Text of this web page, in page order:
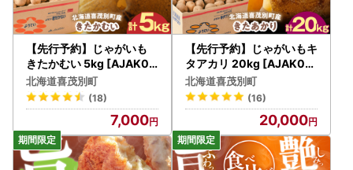
【先行予約】じゃがいも
きたかむい 5kg [AJAK02
9] じゃがいも
北海道喜茂別町
(18)
7,000
【先行予約】じゃがいもキ
タアカリ 20kg [AJAK011
] じゃがいも
北海道喜茂別町
(16)
20,000